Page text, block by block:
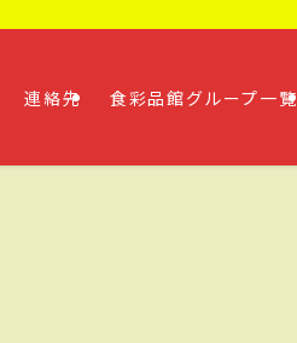
連絡先 食彩品館グループ一覧